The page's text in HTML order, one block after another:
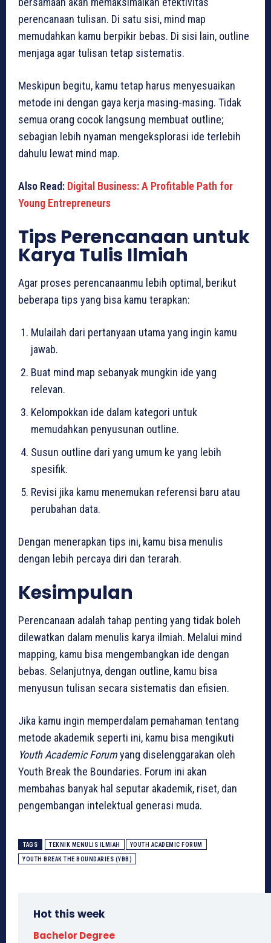
perencanaan tulisan. Di satu sisi, mind map
memudahkan kamu berpikir bebas. Di sisi lain, outline
menjaga agar tulisan tetap sistematis.
Meskipun begitu, kamu tetap harus menyesuaikan
metode ini dengan gaya kerja masing-masing. Tidak
semua orang cocok langsung membuat outline;
sebagian lebih nyaman mengeksplorasi ide terlebih
dahulu lewat mind map.
Also Read: Digital Business: A Profitable Path for
Young Entrepreneurs
Tips Perencanaan untuk
Karya Tulis Ilmiah
Agar proses perencanaanmu lebih optimal, berikut
beberapa tips yang bisa kamu terapkan:
Mulailah dari pertanyaan utama yang ingin kamu
jawab.
Buat mind map sebanyak mungkin ide yang
relevan.
Kelompokkan ide dalam kategori untuk
memudahkan penyusunan outline.
Susun outline dari yang umum ke yang lebih
spesifik.
Revisi jika kamu menemukan referensi baru atau
perubahan data.
Dengan menerapkan tips ini, kamu bisa menulis
dengan lebih percaya diri dan terarah.
Kesimpulan
Perencanaan adalah tahap penting yang tidak boleh
dilewatkan dalam menulis karya ilmiah. Melalui mind
mapping, kamu bisa mengembangkan ide dengan
bebas. Selanjutnya, dengan outline, kamu bisa
menyusun tulisan secara sistematis dan efisien.
Jika kamu ingin memperdalam pemahaman tentang
metode akademik seperti ini, kamu bisa mengikuti
Youth Academic Forumyang diselenggarakan oleh
Youth Break the Boundaries. Forum ini akan
membahas banyak hal seputar akademik, riset, dan
pengembangan intelektual generasi muda.
TAGS TEKNIK MENULIS ILMIAH YOUTH ACADEMIC FORUM
YOUTH BREAK THE BOUNDARIES (YBB)
Hot this week
Bachelor Degree